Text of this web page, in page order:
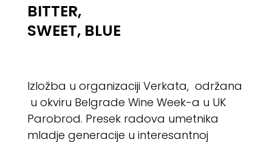
BITTER,
SWEET, BLUE
Izložba u organizaciji Verkata, održana
u okviru Belgrade Wine Week-a u UK
Parobrod. Presek radova umetnika
mladje generacije u interesantnoj